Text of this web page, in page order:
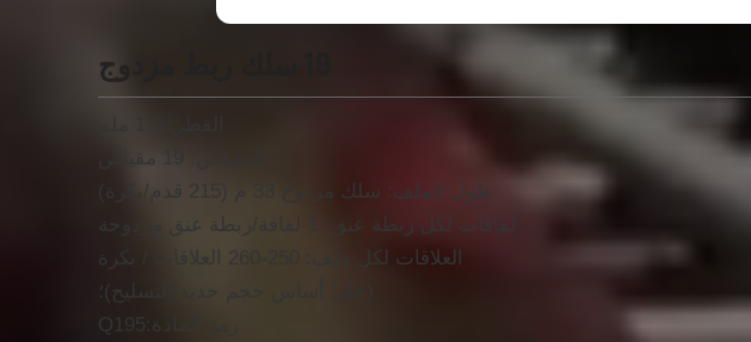
طول الملف: سلك مزدوج 33 م (215 قدم/بكرة)
لفافات لكل ربطة عنق: 1-لفافة/ربطة عنق مزدوجة
العلاقات لكل ملف: 250-260 العلاقات / بكرة
(على أساس حجم حديد التسليح)؛
رمز المادة:Q195